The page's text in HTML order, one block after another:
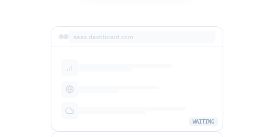
saas.dashboard.com
WAITING